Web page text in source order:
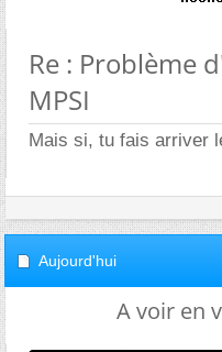
Re : Problème
MPSI
Mais si, tu fais arriver
Aujourd'hui
A voir en